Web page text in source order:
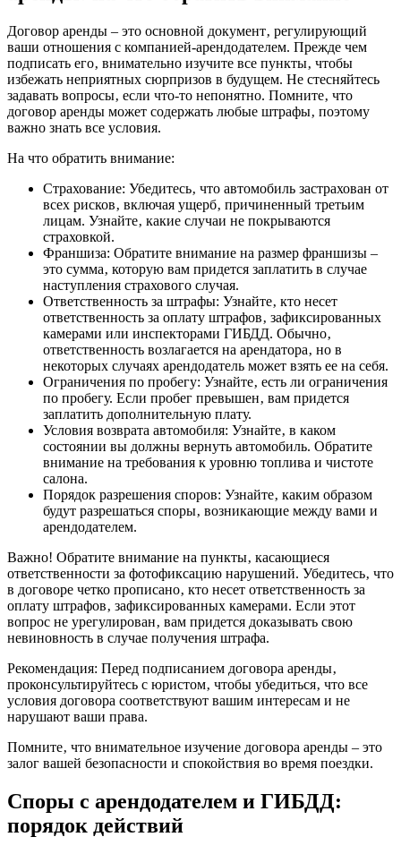
Договор аренды – это основной документ‚ регулирующий
ваши отношения с компанией-арендодателем. Прежде чем
подписать его‚ внимательно изучите все пункты‚ чтобы
избежать неприятных сюрпризов в будущем. Не стесняйтесь
задавать вопросы‚ если что-то непонятно. Помните‚ что
договор аренды может содержать любые штрафы‚ поэтому
важно знать все условия.
На что обратить внимание:
Страхование: Убедитесь‚ что автомобиль застрахован от
всех рисков‚ включая ущерб‚ причиненный третьим
лицам. Узнайте‚ какие случаи не покрываются
страховкой.
Франшиза: Обратите внимание на размер франшизы –
это сумма‚ которую вам придется заплатить в случае
наступления страхового случая.
Ответственность за штрафы: Узнайте‚ кто несет
ответственность за оплату штрафов‚ зафиксированных
камерами или инспекторами ГИБДД. Обычно‚
ответственность возлагается на арендатора‚ но в
некоторых случаях арендодатель может взять ее на себя.
Ограничения по пробегу: Узнайте‚ есть ли ограничения
по пробегу. Если пробег превышен‚ вам придется
заплатить дополнительную плату.
Условия возврата автомобиля: Узнайте‚ в каком
состоянии вы должны вернуть автомобиль. Обратите
внимание на требования к уровню топлива и чистоте
салона.
Порядок разрешения споров: Узнайте‚ каким образом
будут разрешаться споры‚ возникающие между вами и
арендодателем.
Важно! Обратите внимание на пункты‚ касающиеся
ответственности за фотофиксацию нарушений. Убедитесь‚ что
в договоре четко прописано‚ кто несет ответственность за
оплату штрафов‚ зафиксированных камерами. Если этот
вопрос не урегулирован‚ вам придется доказывать свою
невиновность в случае получения штрафа.
Рекомендация: Перед подписанием договора аренды‚
проконсультируйтесь с юристом‚ чтобы убедиться‚ что все
условия договора соответствуют вашим интересам и не
нарушают ваши права.
Помните‚ что внимательное изучение договора аренды – это
залог вашей безопасности и спокойствия во время поездки.
Споры с арендодателем и ГИБДД:
порядок действий